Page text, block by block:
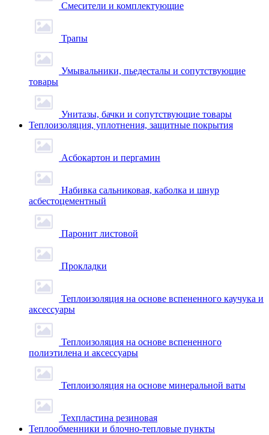
Смесители и комплектующие
Трапы
Умывальники, пьедесталы и сопутствующие
товары
Унитазы, бачки и сопутствующие товары
Теплоизоляция, уплотнения, защитные покрытия
Асбокартон и пергамин
Набивка сальниковая, каболка и шнур
асбестоцементный
Паронит листовой
Прокладки
Теплоизоляция на основе вспененного каучука и
аксессуары
Теплоизоляция на основе вспененного
полиэтилена и аксессуары
Теплоизоляция на основе минеральной ваты
Техпластина резиновая
Теплообменники и блочно-тепловые пункты